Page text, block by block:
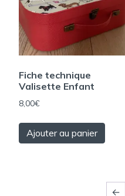
Fiche technique
Valisette Enfant
8,00€
Ajouter au panier
←